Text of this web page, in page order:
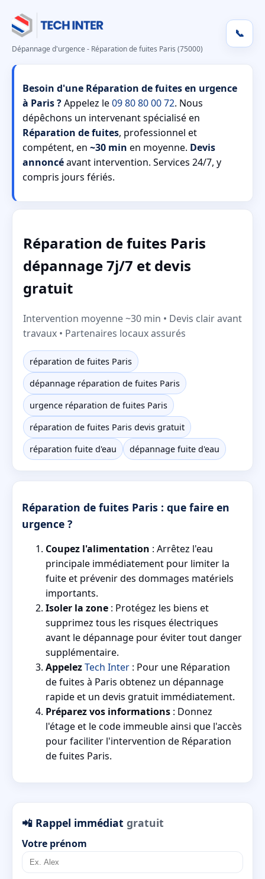
Dépannage d'urgence - Réparation de fuites Paris (75000)
📞
Besoin d'une Réparation de fuites en urgence
à Paris ?Appelez le09 80 80 00 72. Nous
dépêchons un intervenant spécialisé en
Réparation de fuites, professionnel et
compétent, en ~30 min en moyenne. Devis
annoncéavant intervention. Services 24/7, y
compris jours fériés.
Réparation de fuites Paris
dépannage 7j/7 et devis
gratuit
Intervention moyenne ~30 min • Devis clair avant
travaux • Partenaires locaux assurés
réparation de fuites Paris
dépannage réparation de fuites Paris
urgence réparation de fuites Paris
réparation de fuites Paris devis gratuit
réparation fuite d'eau
dépannage fuite d'eau
Réparation de fuites Paris : que faire en
urgence ?
Coupez l'alimentation : Arrêtez l'eau
principale immédiatement pour limiter la
fuite et prévenir des dommages matériels
importants.
Isoler la zone : Protégez les biens et
supprimez tous les risques électriques
avant le dépannage pour éviter tout danger
supplémentaire.
AppelezTech Inter : Pour une Réparation
de fuites à Paris obtenez un dépannage
rapide et un devis gratuit immédiatement.
Préparez vos informations : Donnez
l'étage et le code immeuble ainsi que l'accès
pour faciliter l'intervention de Réparation
de fuites Paris.
📲 Rappel immédiat gratuit
Votre prénom